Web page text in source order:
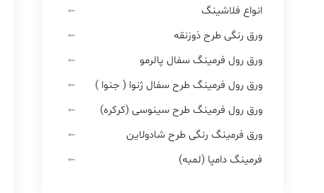
انواع فلاشینگ
ورق رنگی طرح ذوزنقه
ورق رول فرمینگ سفال پالرمو
ورق رول فرمینگ طرح سفال ژنوا ( جنوا )
ورق رول فرمینگ طرح سینوسی (کرکره)
ورق فرمینگ رنگی طرح شادولاین
فرمینگ دامپا (لمبه)